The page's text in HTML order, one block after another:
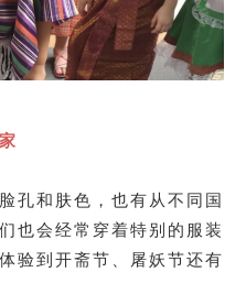
孔和肤色，也有从不同国
也会经常穿着特别的服装
验到开斋节、屠妖节还有